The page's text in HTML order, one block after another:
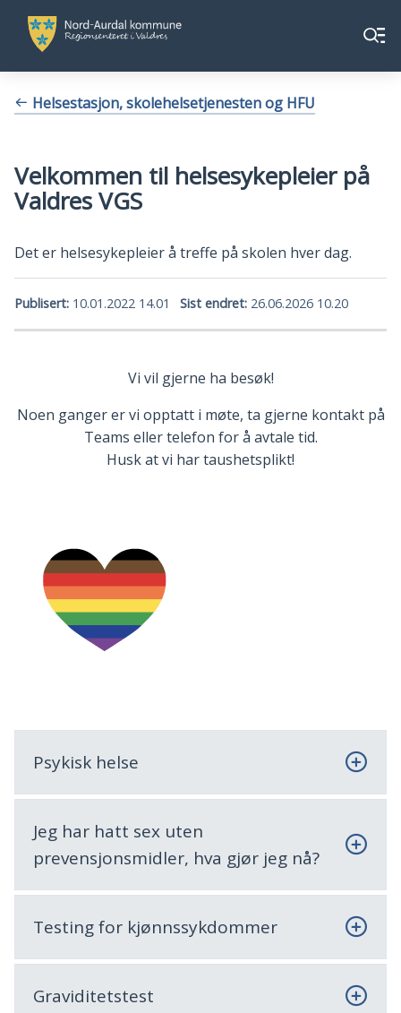
Nord-
Aurdal
kommune
Aurdal
kommune
Meny
Du Helsestasjon, skolehelsetjenesten og HFU
Velkommen til helsesykepleier på
Valdres VGS
Det er helsesykepleier å treffe på skolen hver dag.
Publisert 10.01.2022 14.01 Sist endret 26.06.2026 10.20
Vi vil gjerne ha besøk!
Noen ganger er vi opptatt i møte, ta gjerne kontakt på
Teams eller telefon for å avtale tid.
Husk at vi har taushetsplikt!
Psykisk helse
Jeg har hatt sex uten
prevensjonsmidler, hva gjør jeg nå?
Testing for kjønnssykdommer
Graviditetstest